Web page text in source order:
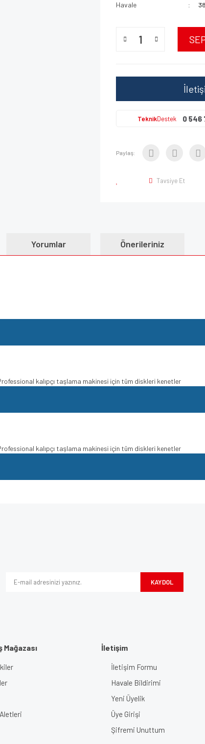
Havale
TeknikDestek 0 546
Paylaş:
Tavsiye Et
Yorumlar Önerileriniz
kalıpçı taşlama makinesi için tüm diskleri kenetler
kalıpçı taşlama makinesi için tüm diskleri kenetler
KAYDOL
Mağazası İletişim
İletişim Formu
Havale Bildirimi
Yeni Üyelik
Üye Girişi
Şifremi Unuttum